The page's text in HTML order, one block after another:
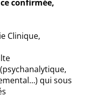
confirmée,
Clinique,
qui sous